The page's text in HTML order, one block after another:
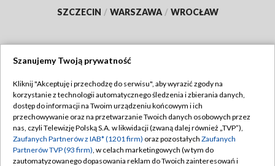
SZCZECIN / WARSZAWA / WROCŁAW
TVP
Abonament TVP
Emisja w TVP
Centrum informacji TVP
Regulamin TVP
Polityka prywatności
Moje zgody
Szanujemy Twoją prywatność
Kliknij "Akceptuję i przechodzę do serwisu", aby wyrazić zgody na
korzystanie z technologii automatycznego śledzenia i zbierania danych,
dostęp do informacji na Twoim urządzeniu końcowym i ich
przechowywanie oraz na przetwarzanie Twoich danych osobowych przez
nas, czyli Telewizję Polską S.A. w likwidacji (zwaną dalej również „TVP”),
Zaufanych Partnerów z IAB* (1201 firm) oraz pozostałych Zaufanych
Partnerów TVP (93 firm), w celach marketingowych (w tym do
zautomatyzowanego dopasowania reklam do Twoich zainteresowań i